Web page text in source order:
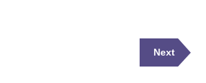
Next
Post
Next